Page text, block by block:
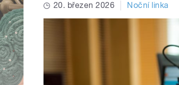
20. březen 2026 Noční linka